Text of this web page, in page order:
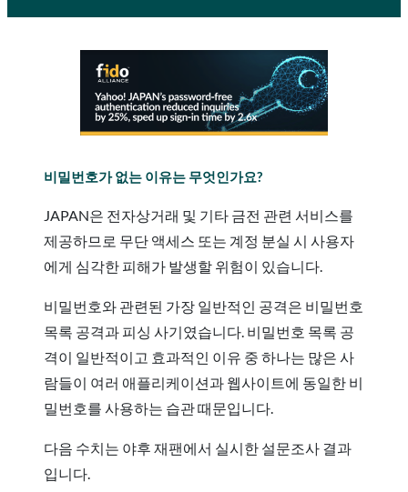
비밀번호가 없는 이유는 무엇인가요?
JAPAN은 전자상거래 및 기타 금전 관련 서비스를
제공하므로 무단 액세스 또는 계정 분실 시 사용자
에게 심각한 피해가 발생할 위험이 있습니다.
비밀번호와 관련된 가장 일반적인 공격은 비밀번호
목록 공격과 피싱 사기였습니다. 비밀번호 목록 공
격이 일반적이고 효과적인 이유 중 하나는 많은 사
람들이 여러 애플리케이션과 웹사이트에 동일한 비
밀번호를 사용하는 습관 때문입니다.
다음 수치는 야후 재팬에서 실시한 설문조사 결과
입니다.